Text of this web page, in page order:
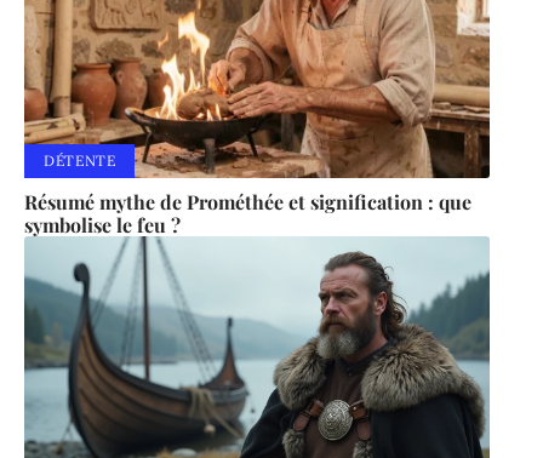
DÉTENTE
Résumé mythe de Prométhée et signification : que
symbolise le feu ?